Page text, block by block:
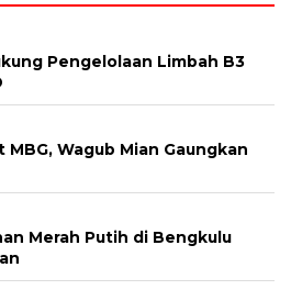
Pengelolaan Limbah B3
Wagub Mian Gaungkan
Merah Putih di Bengkulu